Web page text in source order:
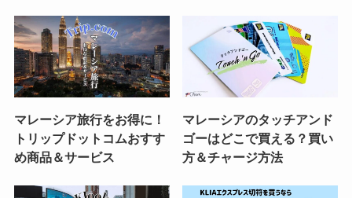
マレーシア旅行をお得に！
トリップドットコムおすす
め商品＆サービス
マレーシアのタッチアンド
ゴーはどこで買える？買い
方＆チャージ方法